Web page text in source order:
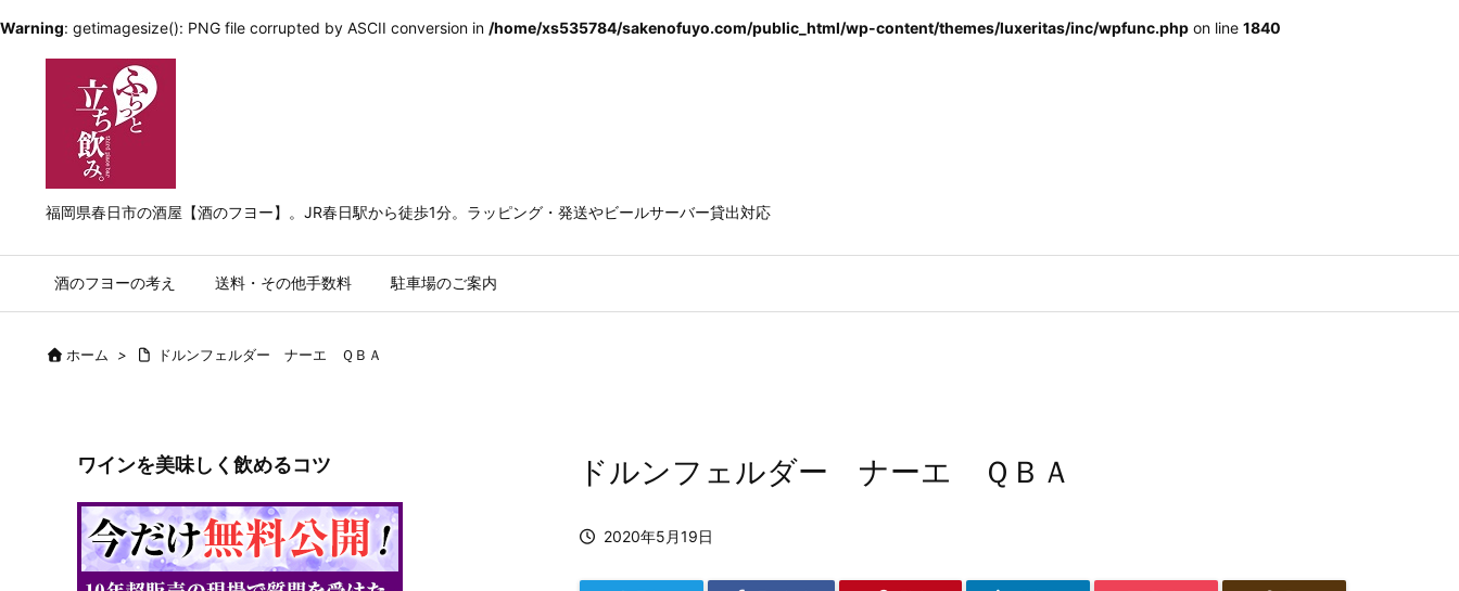
Warning: getimagesize(): PNG file corrupted by ASCII conversion in /home/xs535784/sakenofuyo.com/public_html/wp-content/themes/luxeritas/inc/wpfunc.php on line 1840
福岡県春日市の酒屋【酒のフヨー】。JR春日駅から徒歩1分。ラッピング・発送やビールサーバー貸出対応
酒のフヨーの考え 送料・その他手数料 駐車場のご案内
ホーム > ドルンフェルダー ナーエ ＱＢＡ
ドルンフェルダー ナーエ ＱＢＡ
2020年5月19日
ワインを美味しく飲めるコツ